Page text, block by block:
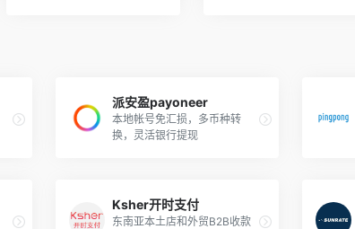
派安盈payoneer
本地帐号免汇损，多币种转
换，灵活银行提现
Ksher开时支付
东南亚本土店和外贸B2B收款